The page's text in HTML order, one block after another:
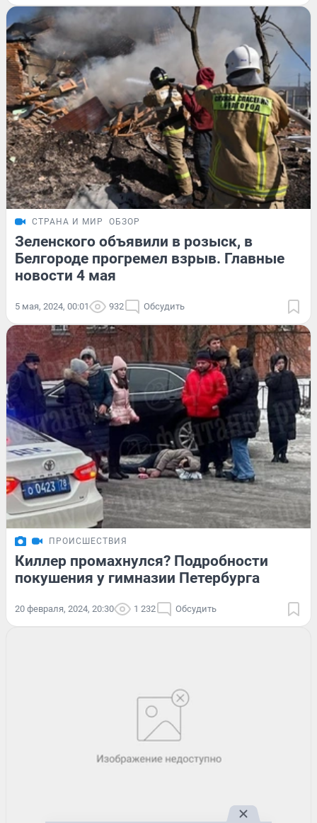
СТРАНА И МИР ОБЗОР
Зеленского объявили в розыск, в
Белгороде прогремел взрыв. Главные
новости 4 мая
5 мая, 2024, 00:01 932 Обсудить
ПРОИСШЕСТВИЯ
Киллер промахнулся? Подробности
покушения у гимназии Петербурга
20 февраля, 2024, 20:30 1 232 Обсудить